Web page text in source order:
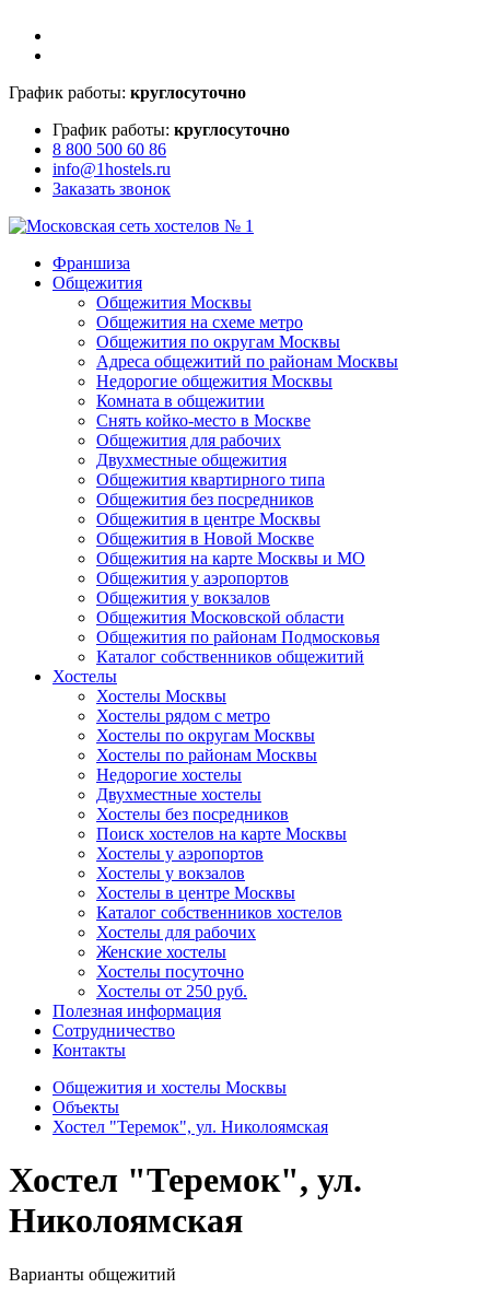
График работы: круглосуточно
График работы: круглосуточно
8 800 500 60 86
info@1hostels.ru
Заказать звонок
Франшиза
Общежития
Общежития Москвы
Общежития на схеме метро
Общежития по округам Москвы
Адреса общежитий по районам Москвы
Недорогие общежития Москвы
Комната в общежитии
Снять койко-место в Москве
Общежития для рабочих
Двухместные общежития
Общежития квартирного типа
Общежития без посредников
Общежития в центре Москвы
Общежития в Новой Москве
Общежития на карте Москвы и МО
Общежития у аэропортов
Общежития у вокзалов
Общежития Московской области
Общежития по районам Подмосковья
Каталог собственников общежитий
Хостелы
Хостелы Москвы
Хостелы рядом с метро
Хостелы по округам Москвы
Хостелы по районам Москвы
Недорогие хостелы
Двухместные хостелы
Хостелы без посредников
Поиск хостелов на карте Москвы
Хостелы у аэропортов
Хостелы у вокзалов
Хостелы в центре Москвы
Каталог собственников хостелов
Хостелы для рабочих
Женские хостелы
Хостелы посуточно
Хостелы от 250 руб.
Полезная информация
Сотрудничество
Контакты
Общежития и хостелы Москвы
Объекты
Хостел "Теремок", ул. Николоямская
Хостел "Теремок", ул.
Николоямская
Варианты общежитий